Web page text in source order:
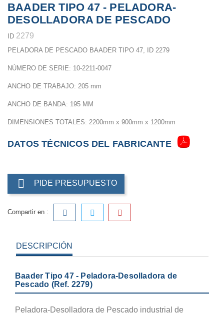
BAADER TIPO 47 - PELADORA-
DESOLLADORA DE PESCADO
ID 2279
PELADORA DE PESCADO BAADER TIPO 47, ID 2279
NÚMERO DE SERIE: 10-2211-0047
ANCHO DE TRABAJO: 205 mm
ANCHO DE BANDA: 195 MM
DIMENSIONES TOTALES: 2200mm x 900mm x 1200mm
DATOS TÉCNICOS DEL FABRICANTE
 PIDE PRESUPUESTO
Compartir en :
DESCRIPCIÓN
Baader Tipo 47 - Peladora-Desolladora de
Pescado (Ref. 2279)
Peladora-Desolladora de Pescado industrial de